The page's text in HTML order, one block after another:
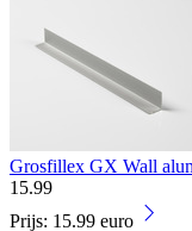
Grosfillex GX Wall
15.99
Prijs: 15.99 euro